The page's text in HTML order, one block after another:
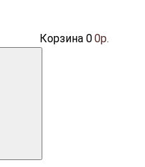
Корзина 00р.